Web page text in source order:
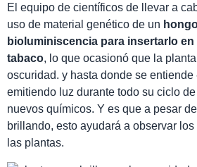
El equipo de científicos de llevar a
uso de material genético de un
bioluminiscencia para insertarlo
tabaco, lo que ocasionó que la
oscuridad. y hasta donde se entiende
emitiendo luz durante todo su ciclo
nuevos químicos. Y es que a pesar
brillando, esto ayudará a observar
las plantas.